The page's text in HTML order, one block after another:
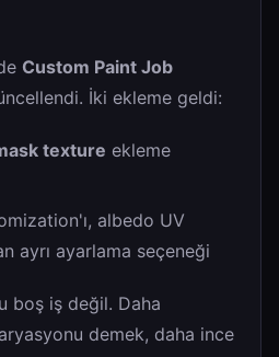
Custom Paint Job
İki ekleme geldi:
texture ekleme
albedo UV
ayrı ayarlama seçeneği
boş iş değil. Daha
demek, daha ince